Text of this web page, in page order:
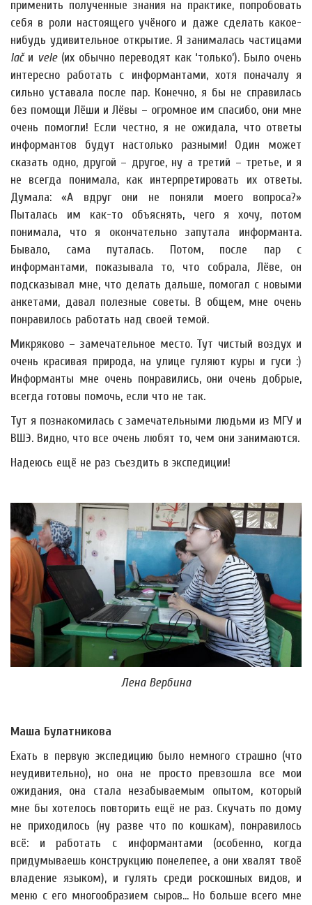
применить полученные знания на практике, попробовать
себя в роли настоящего учёного и даже сделать какое-
нибудь удивительное открытие. Я занималась частицами
lačи vele(их обычно переводят как ‘только’). Было очень
интересно работать с информантами, хотя поначалу я
сильно уставала после пар. Конечно, я бы не справилась
без помощи Лёши и Лёвы – огромное им спасибо, они мне
очень помогли! Если честно, я не ожидала, что ответы
информантов будут настолько разными! Один может
сказать одно, другой – другое, ну а третий – третье, и я
не всегда понимала, как интерпретировать их ответы.
Думала: «А вдруг они не поняли моего вопроса?»
Пыталась им как-то объяснять, чего я хочу, потом
понимала, что я окончательно запутала информанта.
Бывало, сама путалась. Потом, после пар с
информантами, показывала то, что собрала, Лёве, он
подсказывал мне, что делать дальше, помогал с новыми
анкетами, давал полезные советы. В общем, мне очень
понравилось работать над своей темой.
Микряково – замечательное место. Тут чистый воздух и
очень красивая природа, на улице гуляют куры и гуси :)
Информанты мне очень понравились, они очень добрые,
всегда готовы помочь, если что не так.
Тут я познакомилась с замечательными людьми из МГУ и
ВШЭ. Видно, что все очень любят то, чем они занимаются.
Надеюсь ещё не раз съездить в экспедиции!
Лена Вербина
Маша Булатникова
Ехать в первую экспедицию было немного страшно (что
неудивительно), но она не просто превзошла все мои
ожидания, она стала незабываемым опытом, который
мне бы хотелось повторить ещё не раз. Скучать по дому
не приходилось (ну разве что по кошкам), понравилось
всё: и работать с информантами (особенно, когда
придумываешь конструкцию понелепее, а они хвалят твоё
владение языком), и гулять среди роскошных видов, и
меню с его многообразием сыров... Но больше всего мне